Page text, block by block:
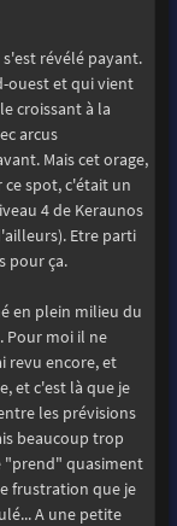
révélé payant.
ouest et qui vient
croissant à la
arcus
Mais cet orage,
spot, c'était un
4 de Keraunos
Etre parti
pour ça.
en plein milieu du
Pour moi il ne
revu encore, et
et c'est là que je
les prévisions
beaucoup trop
"prend" quasiment
frustration que je
A une petite